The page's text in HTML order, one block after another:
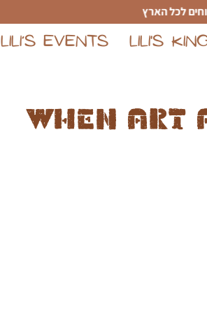
לכל הארץ
LILI'S
LILI’S EVENTS
When art